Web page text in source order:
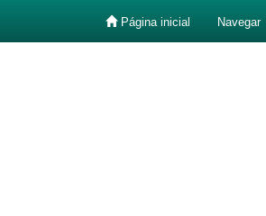
Página inicial Navegar